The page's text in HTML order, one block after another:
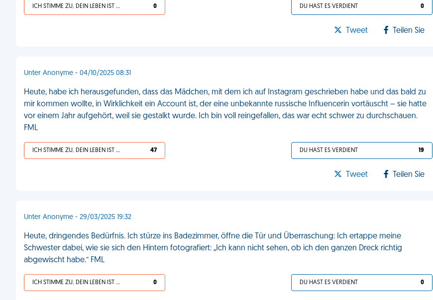
ICH STIMME ZU, DEIN LEBEN IST SCHEISSE 0 DU HAST ES VERDIENT 0
Tweet Teilen Sie
Unter Anonyme - 04/10/2025 08:31
Heute, habe ich herausgefunden, dass das Mädchen, mit dem ich auf Instagram geschrieben habe und das bald zu
mir kommen wollte, in Wirklichkeit ein Account ist, der eine unbekannte russische Influencerin vortäuscht – sie hatte
vor einem Jahr aufgehört, weil sie gestalkt wurde. Ich bin voll reingefallen, das war echt schwer zu durchschauen.
FML
ICH STIMME ZU, DEIN LEBEN IST SCHEISSE 47 DU HAST ES VERDIENT 19
Tweet Teilen Sie
Unter Anonyme - 29/03/2025 19:32
Heute, dringendes Bedürfnis. Ich stürze ins Badezimmer, öffne die Tür und Überraschung: Ich ertappe meine
Schwester dabei, wie sie sich den Hintern fotografiert: „Ich kann nicht sehen, ob ich den ganzen Dreck richtig
abgewischt habe.“ FML
ICH STIMME ZU, DEIN LEBEN IST SCHEISSE 0 DU HAST ES VERDIENT 0